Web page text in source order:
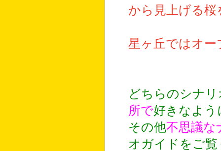
から見上げる桜
星ヶ丘ではオ
どちらのシナ
所で好きなよう
その他不思議な
オガイドをご